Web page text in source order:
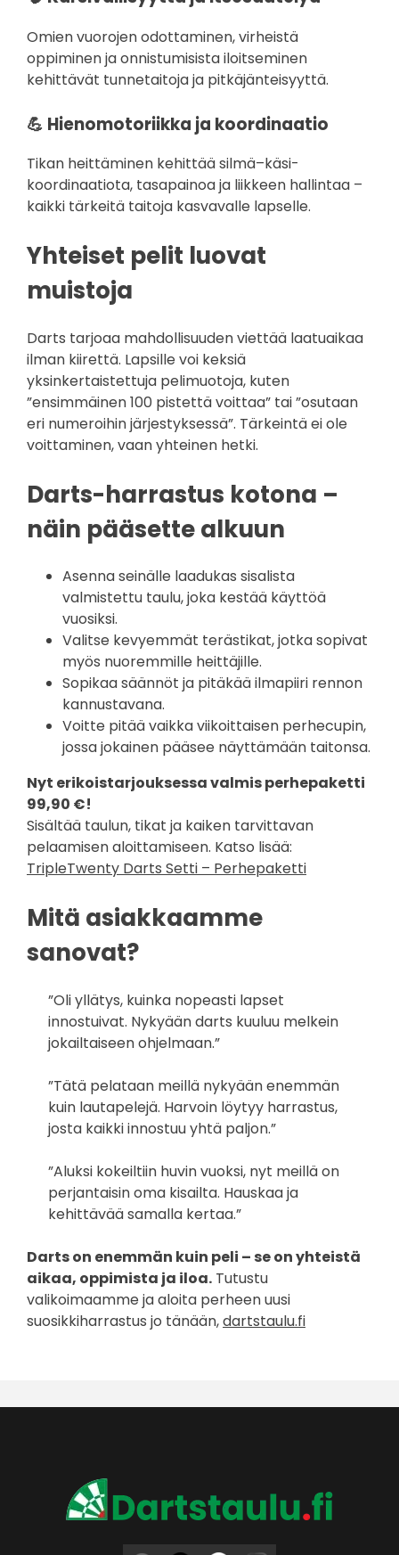
Omien vuorojen odottaminen, virheistä
oppiminen ja onnistumisista iloitseminen
kehittävät tunnetaitoja ja pitkäjänteisyyttä.
💪 Hienomotoriikka ja koordinaatio
Tikan heittäminen kehittää silmä–käsi-
koordinaatiota, tasapainoa ja liikkeen hallintaa –
kaikki tärkeitä taitoja kasvavalle lapselle.
Yhteiset pelit luovat
muistoja
Darts tarjoaa mahdollisuuden viettää laatuaikaa
ilman kiirettä. Lapsille voi keksiä
yksinkertaistettuja pelimuotoja, kuten
”ensimmäinen 100 pistettä voittaa” tai ”osutaan
eri numeroihin järjestyksessä”. Tärkeintä ei ole
voittaminen, vaan yhteinen hetki.
Darts-harrastus kotona –
näin pääsette alkuun
Asenna seinälle laadukas sisalista
valmistettu taulu, joka kestää käyttöä
vuosiksi.
Valitse kevyemmät terästikat, jotka sopivat
myös nuoremmille heittäjille.
Sopikaa säännöt ja pitäkää ilmapiiri rennon
kannustavana.
Voitte pitää vaikka viikoittaisen perhecupin,
jossa jokainen pääsee näyttämään taitonsa.
Nyt erikoistarjouksessa valmis perhepaketti
99,90 €!
Sisältää taulun, tikat ja kaiken tarvittavan
pelaamisen aloittamiseen. Katso lisää:
TripleTwenty Darts Setti – Perhepaketti
Mitä asiakkaamme
sanovat?
”Oli yllätys, kuinka nopeasti lapset
innostuivat. Nykyään darts kuuluu melkein
jokailtaiseen ohjelmaan.”
”Tätä pelataan meillä nykyään enemmän
kuin lautapelejä. Harvoin löytyy harrastus,
josta kaikki innostuu yhtä paljon.”
”Aluksi kokeiltiin huvin vuoksi, nyt meillä on
perjantaisin oma kisailta. Hauskaa ja
kehittävää samalla kertaa.”
Darts on enemmän kuin peli – se on yhteistä
aikaa, oppimista ja iloa. Tutustu
valikoimaamme ja aloita perheen uusi
suosikkiharrastus jo tänään,dartstaulu.fi